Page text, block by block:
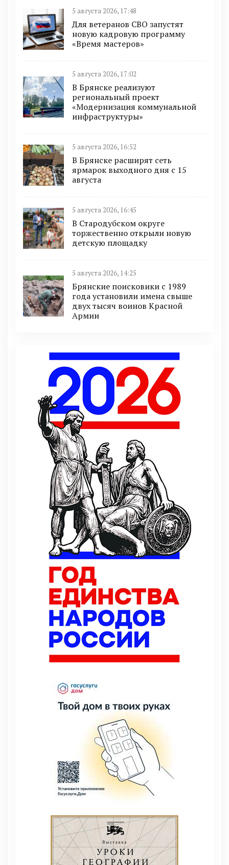
5 августа 2026, 17:48
Для ветеранов СВО запустят
новую кадровую программу
«Время мастеров»
5 августа 2026, 17:02
В Брянске реализуют
региональный проект
«Модернизация коммунальной
инфраструктуры»
5 августа 2026, 16:52
В Брянске расширят сеть
ярмарок выходного дня с 15
августа
5 августа 2026, 16:45
В Стародубском округе
торжественно открыли новую
детскую площадку
5 августа 2026, 14:25
Брянские поисковики с 1989
года установили имена свыше
двух тысяч воинов Красной
Армии